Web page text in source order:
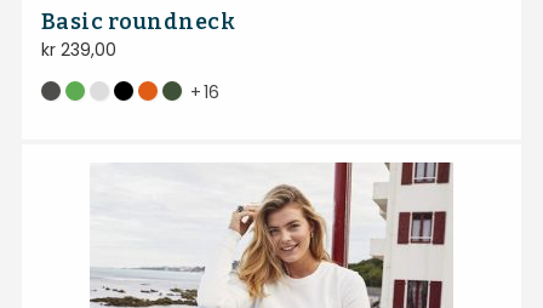
Basic roundneck
kr239,00
+16